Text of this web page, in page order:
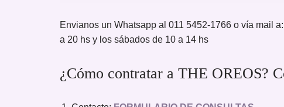
Envianos un Whatsapp al 011 5452-1766 o vía mail a:
a 20 hs y los sábados de 10 a 14 hs
¿Cómo contratar a THE OREOS?